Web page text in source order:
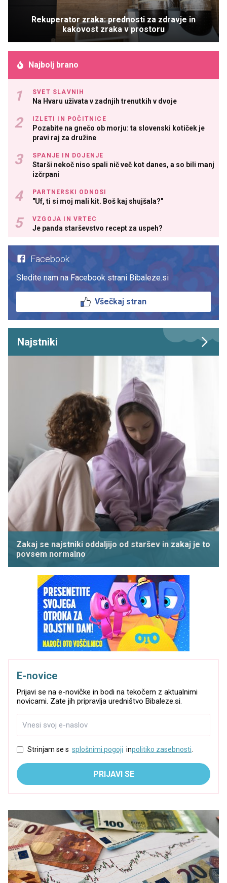
Rekuperator zraka: prednosti za zdravje in
kakovost zraka v prostoru
Najbolj brano
SVET SLAVNIH
Na Hvaru uživata v zadnjih trenutkih v dvoje
IZLETI IN POČITNICE
Pozabite na gnečo ob morju: ta slovenski kotiček je
pravi raj za družine
SPANJE IN DOJENJE
Starši nekoč niso spali nič več kot danes, a so bili manj
izčrpani
PARTNERSKI ODNOSI
"Uf, ti si moj mali kit. Boš kaj shujšala?"
VZGOJA IN VRTEC
Je panda starševstvo recept za uspeh?
Facebook
Sledite nam na Facebook strani Bibaleze.si
Všečkaj stran
Najstniki
Zakaj se najstniki oddaljijo od staršev in zakaj je to
povsem normalno
E-novice
Prijavi se na e-novičke in bodi na tekočem z aktualnimi
novicami. Zate jih pripravlja uredništvo Bibaleze.si.
Strinjam se s splošnimi pogoji inpolitiko zasebnosti
PRIJAVI SE